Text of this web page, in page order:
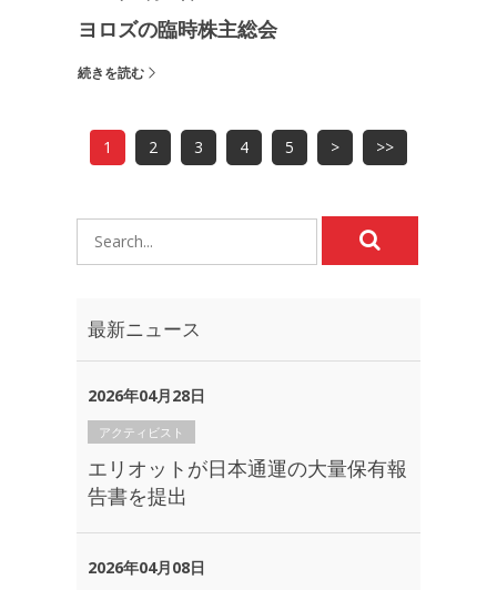
ヨロズの臨時株主総会
続きを読む
1 2 3 4 5 > >>
最新ニュース
2026年04月28日
アクティビスト
エリオットが日本通運の大量保有報
告書を提出
2026年04月08日